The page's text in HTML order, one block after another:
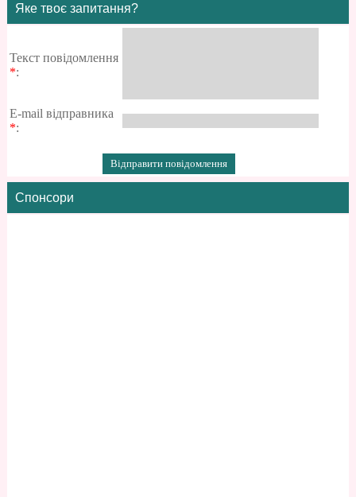
Яке твоє запитання?
Текст повідомлення
*:
E-mail відправника
*:
Спонсори